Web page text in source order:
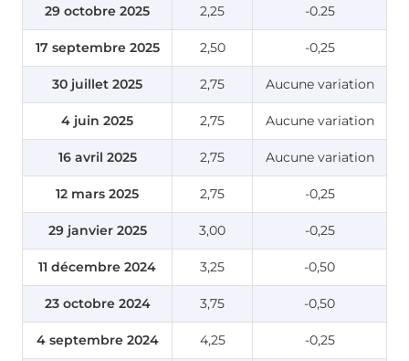
29 octobre 2025 2,25 -0.25
17 septembre 2025 2,50 -0,25
30 juillet 2025 2,75 Aucune variation
4 juin 2025 2,75 Aucune variation
16 avril 2025 2,75 Aucune variation
12 mars 2025 2,75 -0,25
29 janvier 2025 3,00 -0,25
11 décembre 2024 3,25 -0,50
23 octobre 2024 3,75 -0,50
4 septembre 2024 4,25 -0,25